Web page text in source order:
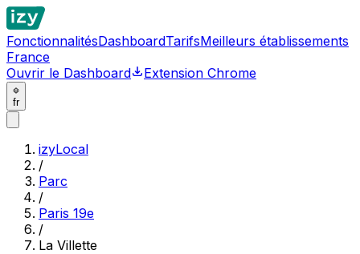
FonctionnalitésDashboardTarifsMeilleurs établissements
France
Ouvrir le Dashboard
Extension Chrome
fr
izyLocal
/
Parc
/
Paris 19e
/
La Villette